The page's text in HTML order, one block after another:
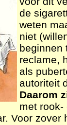
de
weten
niet
beginnen
reclame,
als
autoriteit
Daarom
met rook-
Voor